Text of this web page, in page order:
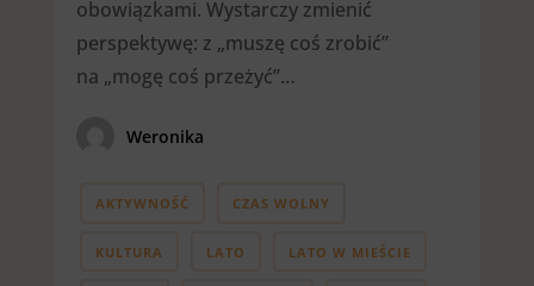
obowiązkami. Wystarczy zmienić
perspektywę: z „muszę coś zrobić”
na „mogę coś przeżyć”…
Weronika
AKTYWNOŚĆ CZAS WOLNY
KULTURA LATO LATO W MIEŚCIE